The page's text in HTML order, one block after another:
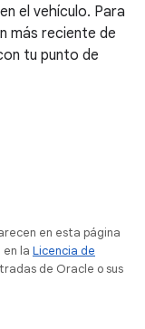
el vehículo. Para
más reciente de
tu punto de
en esta página
la Licencia de
de Oracle o sus